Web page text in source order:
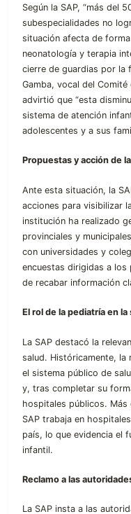
Según la SAP, “más del
subespecialidades no
situación afecta de
neonatología y terapia
cierre de guardias por la
Gamba, vocal del
advirtió que “esta
sistema de atención
adolescentes y a sus
Propuestas y acción de
Ante esta situación, la
acciones para visibilizar
institución ha realizado
provinciales y
con universidades y
encuestas dirigidas a
de recabar información
El rol de la pediatría en la
La SAP destacó la
salud. Históricamente,
el sistema público de
y, tras completar su
hospitales públicos.
SAP trabaja en
país, lo que evidencia el
infantil.
Reclamo a las
La SAP insta a las